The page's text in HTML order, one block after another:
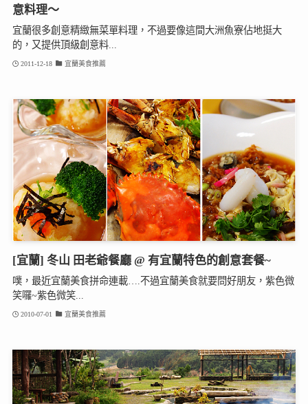
意料理～
宜蘭很多創意精緻無菜單料理，不過要像這間大洲魚寮佔地挺大
的，又提供頂級創意料...
2011-12-18 宜蘭美食推薦
[宜蘭] 冬山 田老爺餐廳 @ 有宜蘭特色的創意套餐~
噗，最近宜蘭美食拼命連載….不過宜蘭美食就要問好朋友，紫色微
笑囉~紫色微笑...
2010-07-01 宜蘭美食推薦